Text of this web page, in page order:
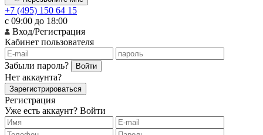
+7 (495) 150 64 15
с 09:00 до 18:00
Вход/Регистрация
Кабинет пользователя
Забыли пароль? Войти
Нет аккаунта?
Зарегистрироваться
Регистрация
Уже есть аккаунт? Войти